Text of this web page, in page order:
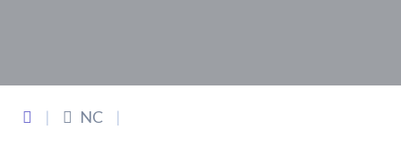
| NC |